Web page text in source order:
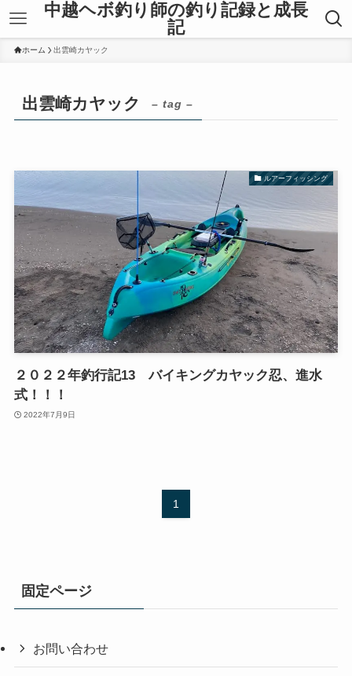
中越ヘボ釣り師の釣り記録と成長
記
ホーム 出雲崎カヤック
出雲崎カヤック – tag –
ルアーフィッシング
２０２２年釣行記13 バイキングカヤック忍、進水
式！！！
2022年7月9日
1
固定ページ
お問い合わせ